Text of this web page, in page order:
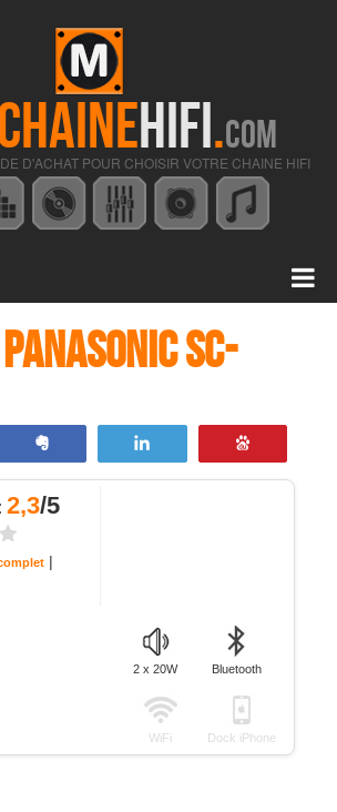
HIFI.COM
D'ACHAT POUR CHOISIR VOTRE CHAINE HIFI
Panasonic SC-
2,3/5
|
2 x 20W Bluetooth
WiFi Dock iPhone